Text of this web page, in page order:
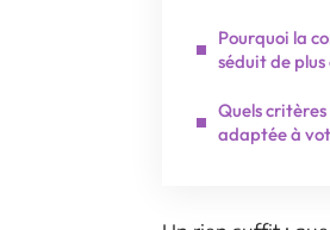
Pourquoi la
séduit de plus
Quels critères
adaptée à